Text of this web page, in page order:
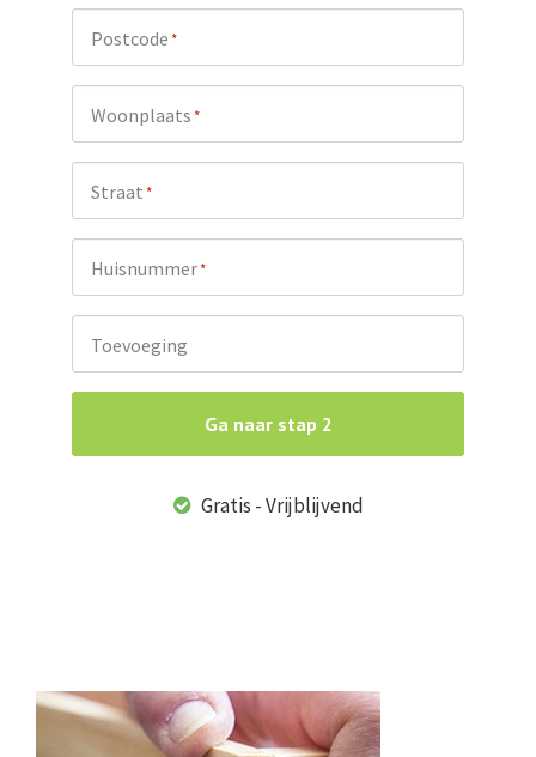
Postcode*
Woonplaats*
Straat*
Huisnummer*
Toevoeging
Ga naar stap 2
Gratis - Vrijblijvend